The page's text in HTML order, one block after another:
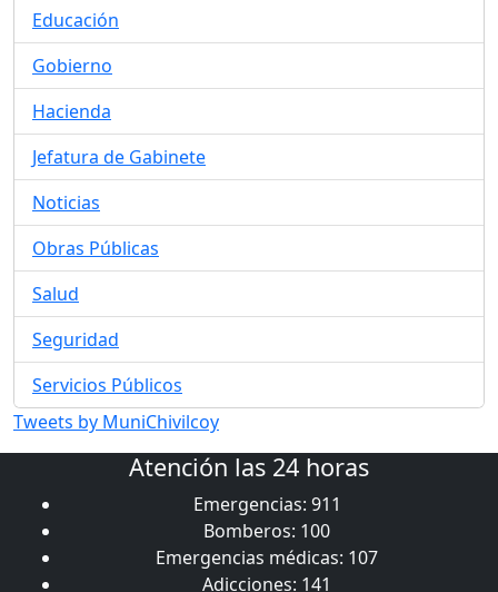
Educación
Gobierno
Hacienda
Jefatura de Gabinete
Noticias
Obras Públicas
Salud
Seguridad
Servicios Públicos
Tweets by MuniChivilcoy
Atención las 24 horas
Emergencias: 911
Bomberos: 100
Emergencias médicas: 107
Adicciones: 141